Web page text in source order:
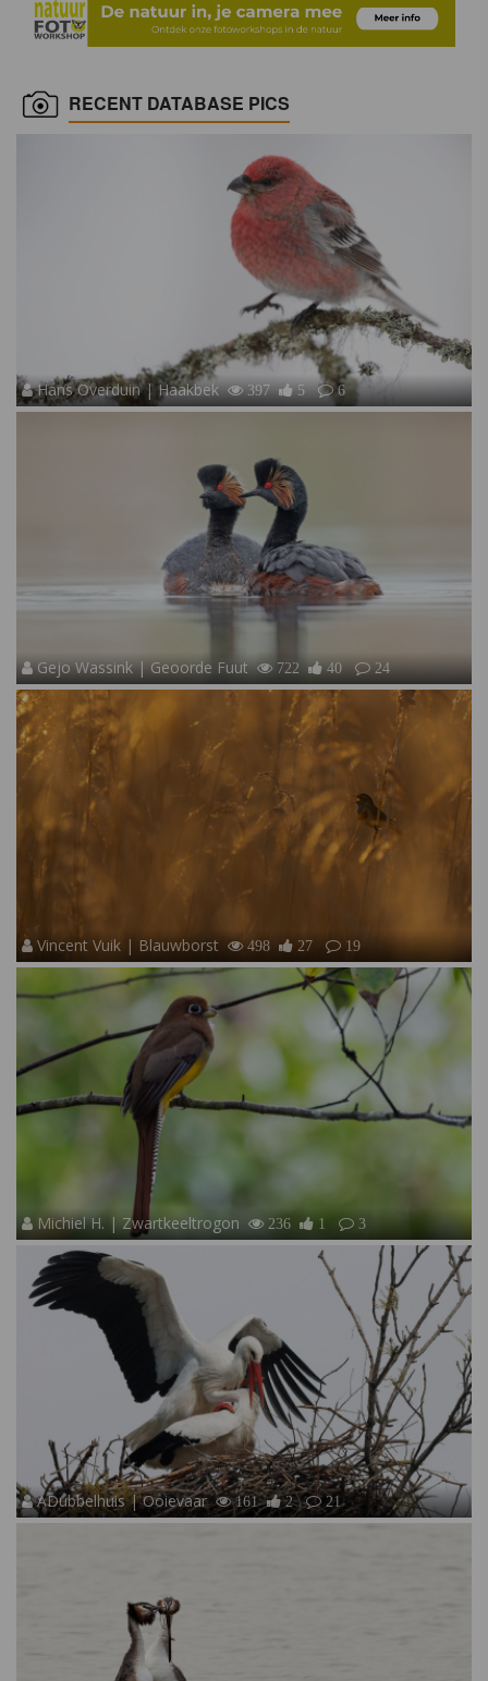
RECENT DATABASE PICS
Hans Overduin | Haakbek 397 5 6
Gejo Wassink | Geoorde Fuut 722 40 24
Vincent Vuik | Blauwborst 498 27 19
Michiel H. | Zwartkeeltrogon 236 1 3
ADubbelhuis | Ooievaar 161 2 21